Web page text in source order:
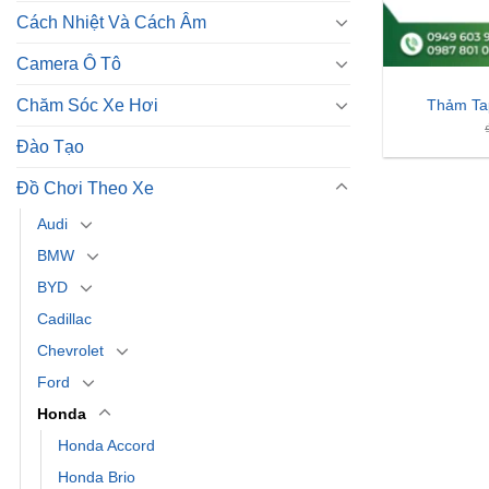
Cách Nhiệt Và Cách Âm
Camera Ô Tô
Chăm Sóc Xe Hơi
Đào Tạo
Đồ Chơi Theo Xe
Audi
BMW
BYD
Cadillac
Chevrolet
Ford
Honda
Honda Accord
Honda Brio
Thảm